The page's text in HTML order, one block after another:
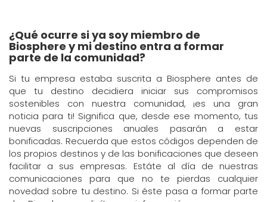
¿Qué ocurre si ya soy miembro de
Biosphere y mi destino entra a formar
parte de la comunidad?
Si tu empresa estaba suscrita a Biosphere antes de
que tu destino decidiera iniciar sus compromisos
sostenibles con nuestra comunidad, ¡es una gran
noticia para ti! Significa que, desde ese momento, tus
nuevas suscripciones anuales pasarán a estar
bonificadas. Recuerda que estos códigos dependen de
los propios destinos y de las bonificaciones que deseen
facilitar a sus empresas. Estáte al día de nuestras
comunicaciones para que no te pierdas cualquier
novedad sobre tu destino. Si éste pasa a formar parte